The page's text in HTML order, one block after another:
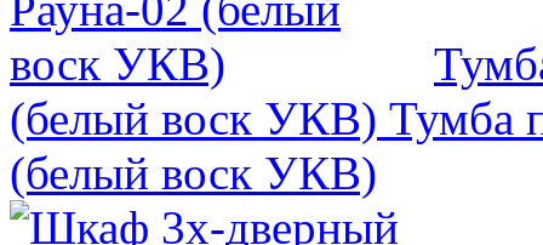
(белый воск УКВ) Тумба
(белый воск УКВ)